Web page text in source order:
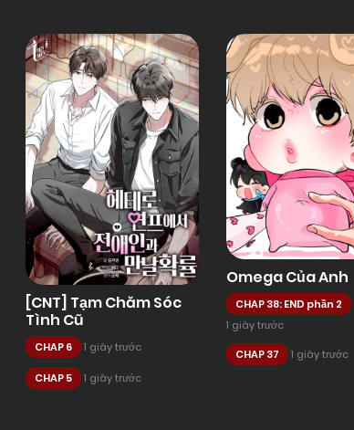
[CNT] Tạm Chăm Sóc
Tình Cũ
CHAP 6 1 giây trước
CHAP 5 1 giây trước
Omega Của Anh
CHAP 38: END phần 2
1 giây trước
CHAP 37
1 giây trước